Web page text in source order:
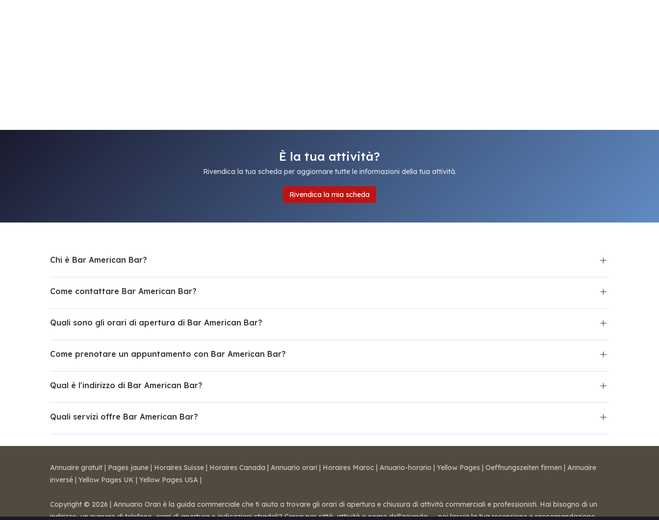
È la tua attività?
Rivendica la tua scheda per aggiornare tutte le informazioni della tua attività.
Rivendica la mia scheda
Chi è Bar American Bar?
Come contattare Bar American Bar?
Quali sono gli orari di apertura di Bar American Bar?
Come prenotare un appuntamento con Bar American Bar?
Qual è l'indirizzo di Bar American Bar?
Quali servizi offre Bar American Bar?
Annuaire gratuit | Pages jaune | Horaires Suisse | Horaires Canada | Annuario orari | Horaires Maroc | Anuario-horario | Yellow Pages | Oeffnungszeiten firmen | Annuaire
inversé | Yellow Pages UK | Yellow Pages USA |
Copyright © 2026 | Annuario Orari è la guida commerciale che ti aiuta a trovare gli orari di apertura e chiusura di attività commerciali e professionisti. Hai bisogno di un
indirizzo, un numero di telefono, orari di apertura o indicazioni stradali? Cerca per città, attività o nome dell'azienda — poi lascia la tua recensione e raccomandazione.